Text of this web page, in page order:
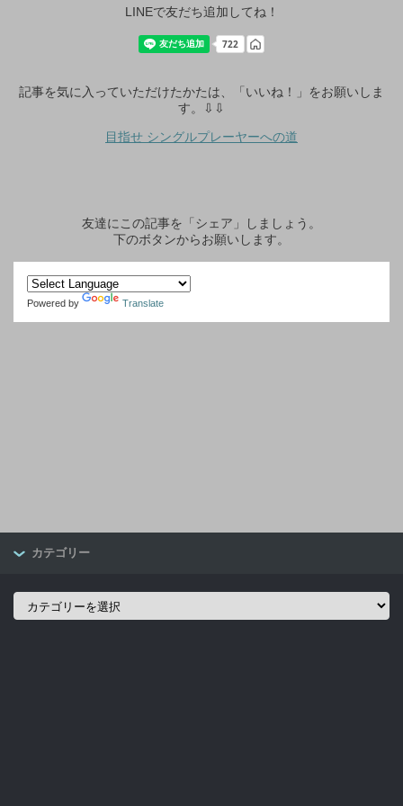
LINEで友だち追加してね！
記事を気に入っていただけたかたは、「いいね！」をお願いしま
す。⇩⇩
目指せ シングルプレーヤーへの道
友達にこの記事を「シェア」しましょう。
下のボタンからお願いします。
Powered by Translate
カテゴリー
カ